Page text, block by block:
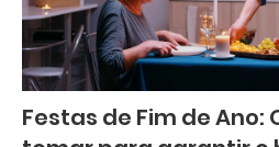
Festas de Fim de Ano: